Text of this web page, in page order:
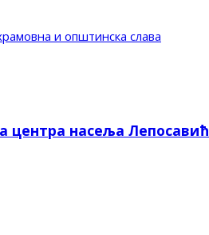
и општинска слава
центра насеља Лепосавић